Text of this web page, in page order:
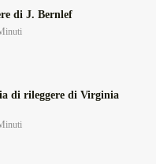
di J. Bernlef
di rileggere di Virginia